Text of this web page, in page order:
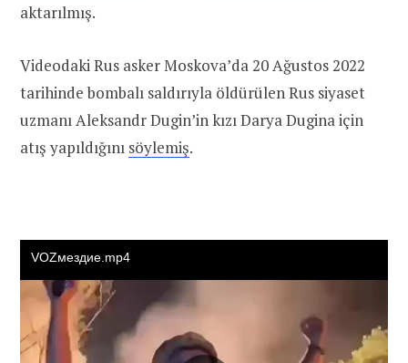
aktarılmış.
Videodaki Rus asker Moskova’da 20 Ağustos 2022
tarihinde bombalı saldırıyla öldürülen Rus siyaset
uzmanı Aleksandr Dugin’in kızı Darya Dugina için
atış yapıldığını söylemiş.